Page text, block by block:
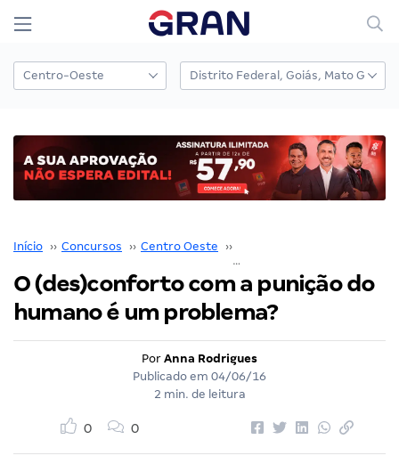
Início ›› Concursos ›› Centro Oeste ››
O (des)conforto com a punição do
humano é um problema?
Por Anna Rodrigues
Publicado em 04/06/16
2 min. de leitura
0 0